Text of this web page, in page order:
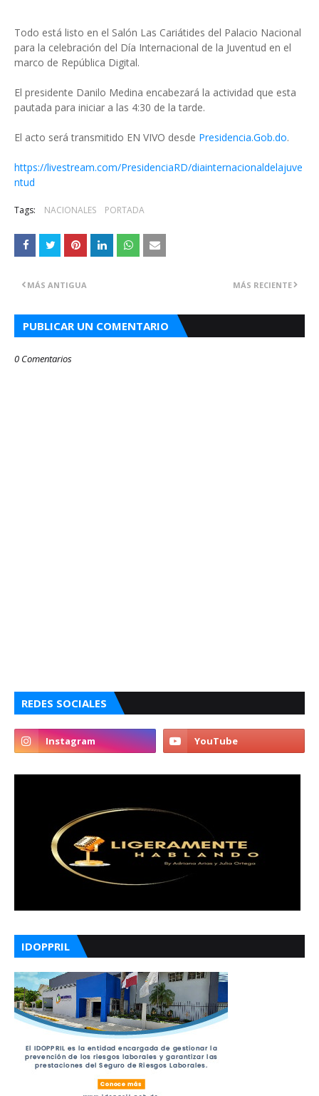
Todo está listo en el Salón Las Cariátides del Palacio Nacional
para la celebración del Día Internacional de la Juventud en el
marco de República Digital.
El presidente Danilo Medina encabezará la actividad que esta
pautada para iniciar a las 4:30 de la tarde.
El acto será transmitido EN VIVO desde Presidencia.Gob.do.
https://livestream.com/PresidenciaRD/diainternacionaldelajuve
ntud
Tags: NACIONALES PORTADA
MÁS RECIENTE
MÁS ANTIGUA
PUBLICAR UN COMENTARIO
0 Comentarios
REDES SOCIALES
IDOPPRIL